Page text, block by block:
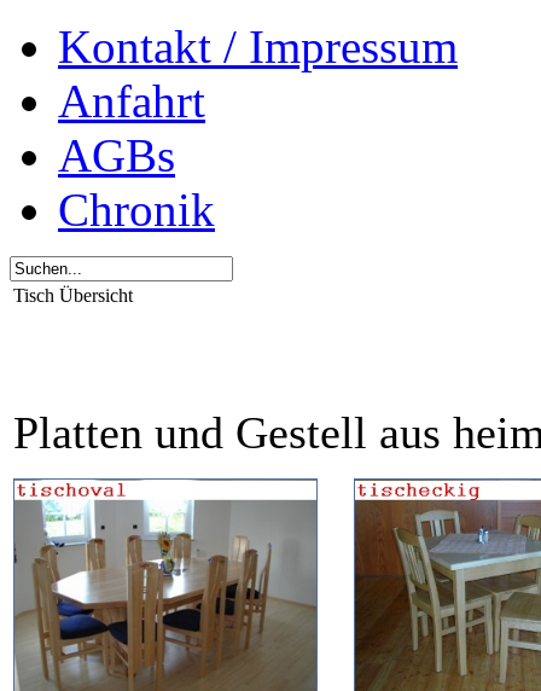
Kontakt / Impressum
Anfahrt
AGBs
Chronik
Tisch Übersicht
Platten und Gestell aus